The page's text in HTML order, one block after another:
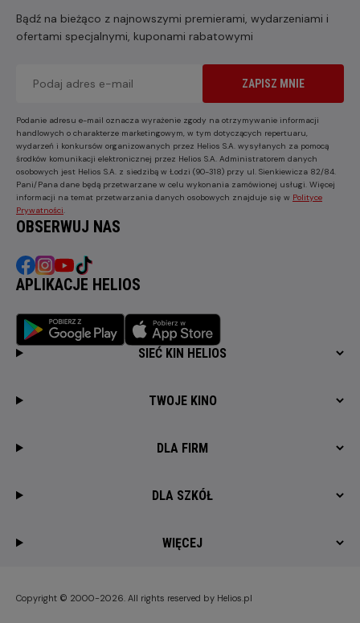
Bądź na bieżąco z najnowszymi premierami, wydarzeniami i
ofertami specjalnymi, kuponami rabatowymi
ZAPISZ MNIE
Podanie adresu e-mail oznacza wyrażenie zgody na otrzymywanie informacji
handlowych o charakterze marketingowym, w tym dotyczących repertuaru,
wydarzeń i konkursów organizowanych przez Helios S.A. wysyłanych za pomocą
środków komunikacji elektronicznej przez Helios S.A. Administratorem danych
osobowych jest Helios S.A. z siedzibą w Łodzi (90-318) przy ul. Sienkiewicza 82/84.
Pani/Pana dane będą przetwarzane w celu wykonania zamówionej usługi. Więcej
informacji na temat przetwarzania danych osobowych znajduje się w Polityce
Prywatności
OBSERWUJ NAS
APLIKACJE HELIOS
SIEĆ KIN HELIOS
TWOJE KINO
DLA FIRM
DLA SZKÓŁ
WIĘCEJ
Copyright © 2000-2026. All rights reserved by Helios.pl